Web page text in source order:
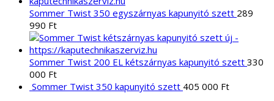
Sommer Twist 350 egyszárnyas kapunyitó szett 289
990 Ft
Sommer Twist 200 EL kétszárnyas kapunyitó szett 330
000 Ft
Sommer Twist 350 kapunyitó szett 405 000 Ft